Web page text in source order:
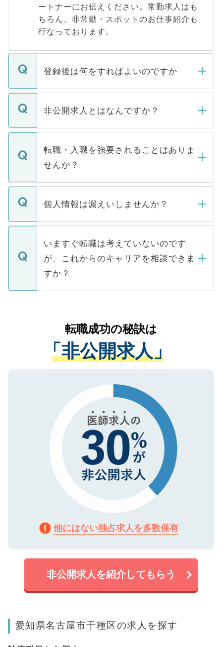
ートナーにお伝えください。常勤求人はも
ちろん、非常勤・スポットのお仕事紹介も
行なっております。
登録後は何をすればよいのですか
ご登録いただきましたら、弊社担当者がご
登録内容を確認し、その後メールもしくは
ます。通常、5営業日以内にはご連絡をせて
いただきますので、しばらくお待ちくださ
非公開求人とはなんですか？
マイナビDOCTORで取り扱っている求人の
うち約3割は、Webサイトからご覧いただ
けない「非公開求人」です。非公開求人は
下記の理由によって、一般には公開してい
ません。
■応募殺到を避けるため 人気のある医療機
関を公にしてしまうと、応募が殺到する場
に、医療機関が求める条件に合った人材の
みを人材紹介会社に依頼するケースが増え
ています。
転職・入職を強要されることはありま
せんか？
転職・入職を強要することは一切ありませ
ん。また、仮に応募先から内定をいただい
定を承諾する必要はありません。内定先へ
の辞退の連絡はキャリアパートナーが行い
個人情報は漏えいしませんか？
個人情報が漏えいすることはありませんの
で、ご安心ください。当サイトからの登録
などで収集したご登録者様の個人情報は、
ご本人のキャリアアップおよび転職活動の
支援を目的に使用いたします。お預かりし
ているすべての個人データはご本人の許可
は、個人情報の取り扱いについての厳密な
管理基準を満たした事業者のみに付与され
る、プライバシーマークを取得済みです。
で、機密保持に関してもご安心ください。
いますぐ転職は考えていないのです
が、これからのキャリアを相談できま
すか？
かがいして、現在の医療機関の状況や紹介
経験をまじえながら、適切なアドバイスを
させていただきます。すぐにご転職をされ
ない方には、長期的なサポートが可能です
ので、まずはご登録ください。
転職成功の秘訣は
「非公開求人」
他にはない独占求人を多数保有
非公開求人を紹介してもらう
愛知県名古屋市千種区の求人を探す